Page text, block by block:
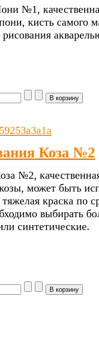
№1,
кисть самого
Коза №2
№2,
может быть
краска по
выбирать
синтетические.